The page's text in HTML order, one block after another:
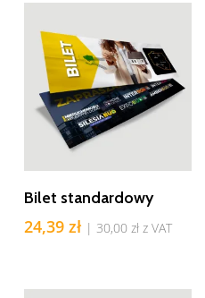
Dodaj Do Koszyka
Bilet standardowy
24,39 zł | 30,00 złz VAT